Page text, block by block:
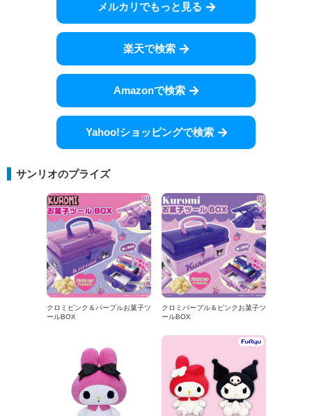
メルカリでもっと見る
楽天で検索
Amazonで検索
Yahoo!ショッピングで検索
サンリオのプライズ
クロミピンク＆パープルお菓子ツ
ールBOX
クロミパープル＆ピンクお菓子ツ
ールBOX